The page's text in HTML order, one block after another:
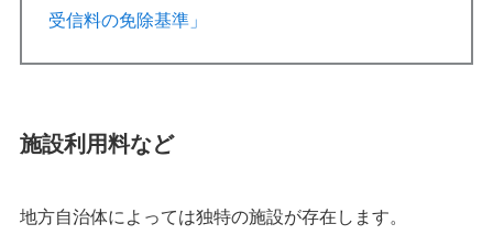
受信料の免除基準」
施設利用料など
地方自治体によっては独特の施設が存在します。